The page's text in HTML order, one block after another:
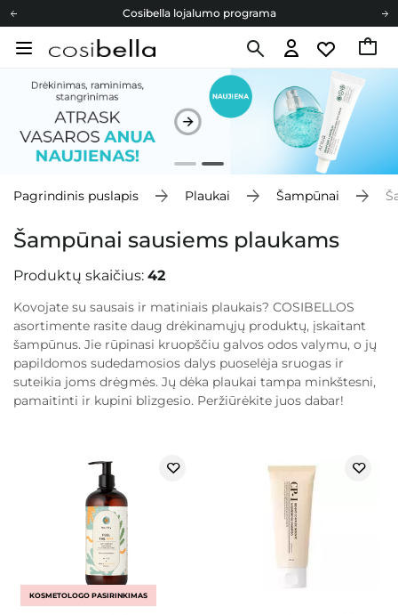
Cosibella lojalumo programa
Nemokamas pristatymas nuo 40,00 €
Cosibella lojalumo programa
Nemokamas pristatymas nuo 40,00 €
Dovanų Kortelės
Pagrindinis puslapis Plaukai Šampūnai
Šampūnai sausiems plaukams
Produktų skaičius: 42
Kovojate su sausais ir matiniais plaukais? COSIBELLOS
asortimente rasite daug drėkinamųjų produktų, įskaitant
šampūnus. Jie rūpinasi kruopščiu galvos odos valymu, o jų
papildomos sudedamosios dalys puoselėja sruogas ir
suteikia joms drėgmės. Jų dėka plaukai tampa minkštesni,
pamaitinti ir kupini blizgesio. Peržiūrėkite juos dabar!
KOSMETOLOGO PASIRINKIMAS